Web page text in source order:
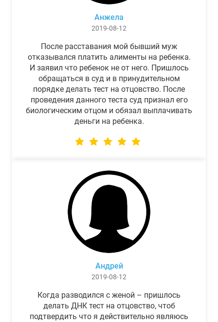
Анжела
2019-08-12
После расставания мой бывший муж
отказывался платить алименты на ребенка.
И заявил что ребенок не от него. Пришлось
обращаться в суд и в принудительном
порядке делать тест на отцовство. После
проведения данного теста суд признал его
биологическим отцом и обязал выплачивать
деньги на ребенка.
Андрей
2019-08-12
Когда разводился с женой – пришлось
делать ДНК тест на отцовство, чтоб
подтвердить что я действительно являюсь